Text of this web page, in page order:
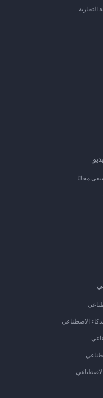
التجارية
مجانًا
الاصطناعي
الاصطناعي